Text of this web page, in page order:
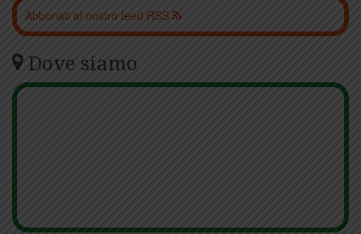
Abbonati al nostro feed RSS
Dove siamo